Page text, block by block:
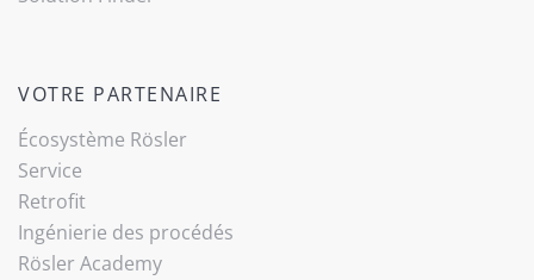
VOTRE PARTENAIRE
Écosystème Rösler
Service
Retrofit
Ingénierie des procédés
Rösler Academy